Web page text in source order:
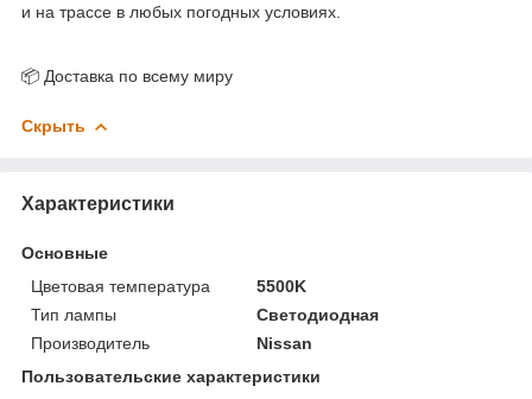
и на трассе в любых погодных условиях.
📦 Доставка по всему миру
Скрыть
Характеристики
Основные
Цветовая температура
5500K
Тип лампы
Светодиодная
Производитель
Nissan
Пользовательские характеристики